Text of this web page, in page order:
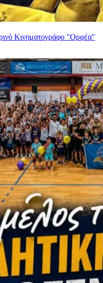
Κινηματογράφο "Ορφέα"